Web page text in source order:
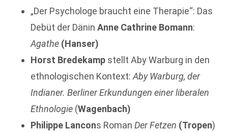
„Der Psychologe braucht eine Therapie“: Das
Debüt der Dänin Anne Cathrine Bomann:
Agathe (Hanser)
Horst Bredekamp stellt Aby Warburg in den
ethnologischen Kontext: Aby Warburg, der
Indianer. Berliner Erkundungen einer liberalen
Ethnologie (Wagenbach)
Philippe Lancons Roman Der Fetzen (Tropen)